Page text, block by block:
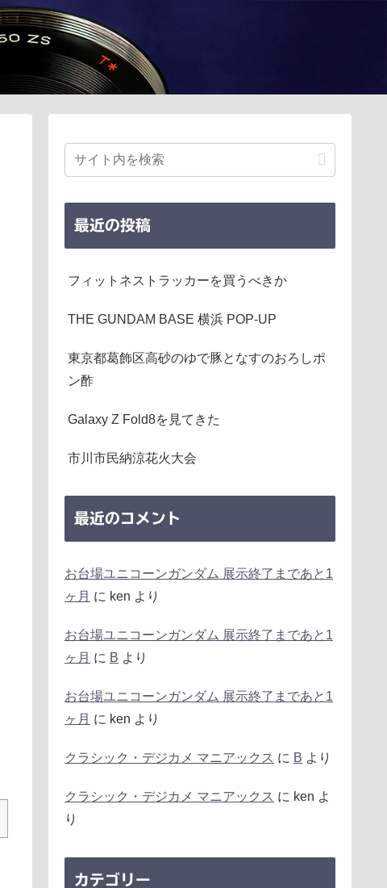
最近の投稿
フィットネストラッカーを買うべきか
THE GUNDAM BASE 横浜 POP-UP
東京都葛飾区高砂のゆで豚となすのおろしポ
ン酢
Galaxy Z Fold8を見てきた
市川市民納涼花火大会
最近のコメント
お台場ユニコーンガンダム 展示終了まであと1
ヶ月 に ken より
お台場ユニコーンガンダム 展示終了まであと1
ヶ月 に B より
お台場ユニコーンガンダム 展示終了まであと1
ヶ月 に ken より
クラシック・デジカメ マニアックス に B より
クラシック・デジカメ マニアックス に ken よ
り
カテゴリー